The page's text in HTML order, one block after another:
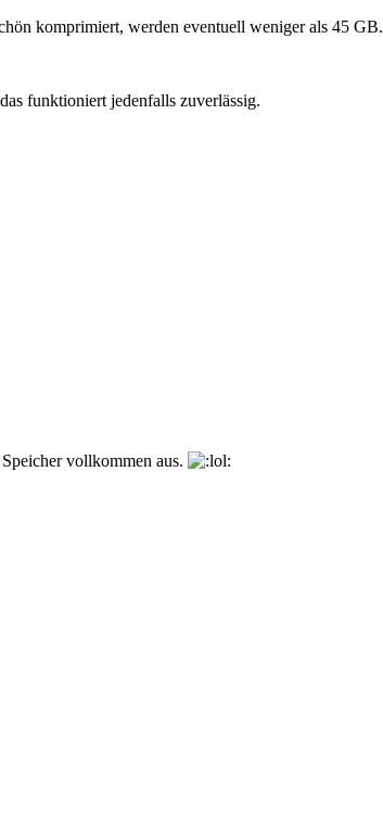
komprimiert, werden eventuell weniger als 45 GB.
funktioniert jedenfalls zuverlässig.
vollkommen aus.